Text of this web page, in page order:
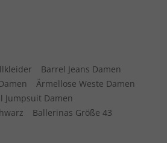
Barrel Jeans Damen
Ärmellose Weste Damen
Jumpsuit Damen
Ballerinas Größe 43